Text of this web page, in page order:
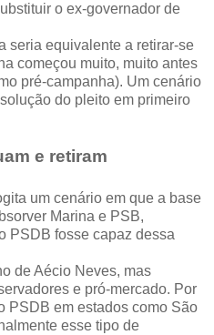
o ex-governador de
seria equivalente a retirar-se
começou muito, muito antes
pré-campanha). Um cenário
do pleito em primeiro
e retiram
um cenário em que a base
Marina e PSB,
PSDB fosse capaz dessa
de Aécio Neves, mas
e pró-mercado. Por
PSDB em estados como São
esse tipo de